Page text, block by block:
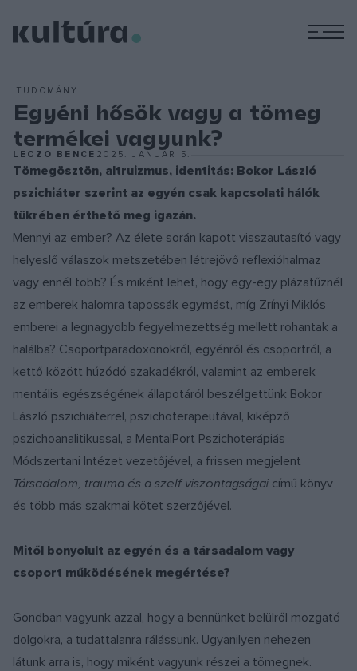
TUDOMÁNY
Egyéni hősök vagy a tömeg
termékei vagyunk?
LECZO BENCE2025. JANUÁR 5.
Tömegösztön, altruizmus, identitás: Bokor László
pszichiáter szerint az egyén csak kapcsolati hálók
tükrében érthető meg igazán.
Mennyi az ember? Az élete során kapott visszautasító vagy
helyeslő válaszok metszetében létrejövő reflexióhalmaz
vagy ennél több? És miként lehet, hogy egy-egy plázatűznél
az emberek halomra tapossák egymást, míg Zrínyi Miklós
emberei a legnagyobb fegyelmezettség mellett rohantak a
halálba? Csoportparadoxonokról, egyénről és csoportról, a
kettő között húzódó szakadékról, valamint az emberek
mentális egészségének állapotáról beszélgettünk Bokor
László pszichiáterrel, pszichoterapeutával, kiképző
pszichoanalitikussal, a MentalPort Pszichoterápiás
Módszertani Intézet vezetőjével, a frissen megjelent
Társadalom, trauma és a szelf viszontagságai című könyv
és több más szakmai kötet szerzőjével.
Mitől bonyolult az egyén és a társadalom vagy
csoport működésének megértése?
Gondban vagyunk azzal, hogy a bennünket belülről mozgató
dolgokra, a tudattalanra rálássunk. Ugyanilyen nehezen
látunk arra is, hogy miként vagyunk részei a tömegnek.